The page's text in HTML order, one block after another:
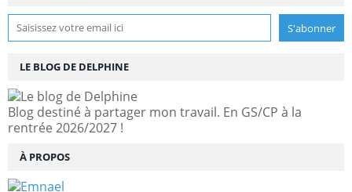
LE BLOG DE DELPHINE
Blog destiné à partager mon travail. En GS/CP à la
rentrée 2026/2027 !
À PROPOS